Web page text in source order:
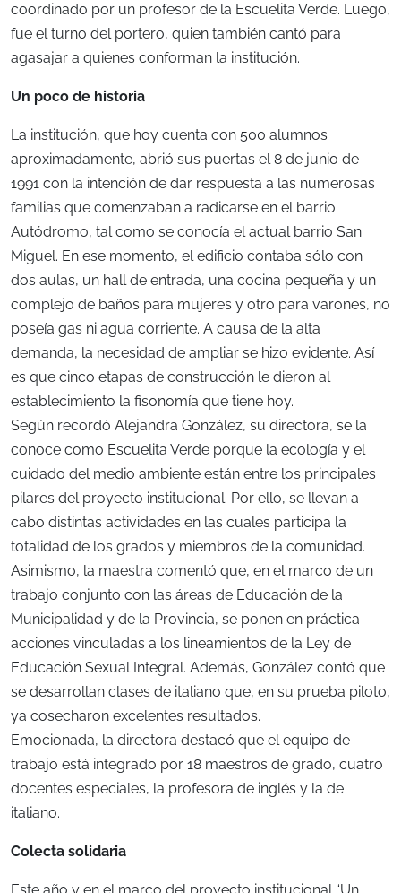
coordinado por un profesor de la Escuelita Verde. Luego,
fue el turno del portero, quien también cantó para
agasajar a quienes conforman la institución.
Un poco de historia
La institución, que hoy cuenta con 500 alumnos
aproximadamente, abrió sus puertas el 8 de junio de
1991 con la intención de dar respuesta a las numerosas
familias que comenzaban a radicarse en el barrio
Autódromo, tal como se conocía el actual barrio San
Miguel. En ese momento, el edificio contaba sólo con
dos aulas, un hall de entrada, una cocina pequeña y un
complejo de baños para mujeres y otro para varones, no
poseía gas ni agua corriente. A causa de la alta
demanda, la necesidad de ampliar se hizo evidente. Así
es que cinco etapas de construcción le dieron al
establecimiento la fisonomía que tiene hoy.
Según recordó Alejandra González, su directora, se la
conoce como Escuelita Verde porque la ecología y el
cuidado del medio ambiente están entre los principales
pilares del proyecto institucional. Por ello, se llevan a
cabo distintas actividades en las cuales participa la
totalidad de los grados y miembros de la comunidad.
Asimismo, la maestra comentó que, en el marco de un
trabajo conjunto con las áreas de Educación de la
Municipalidad y de la Provincia, se ponen en práctica
acciones vinculadas a los lineamientos de la Ley de
Educación Sexual Integral. Además, González contó que
se desarrollan clases de italiano que, en su prueba piloto,
ya cosecharon excelentes resultados.
Emocionada, la directora destacó que el equipo de
trabajo está integrado por 18 maestros de grado, cuatro
docentes especiales, la profesora de inglés y la de
italiano.
Colecta solidaria